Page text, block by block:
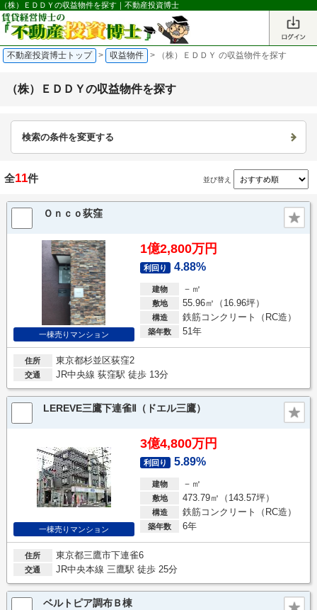
（株）ＥＤＤＹの収益物件を探す｜不動産投資博士
不動産投資博士トップ > 収益物件 > （株）ＥＤＤＹ の収益物件を探す
（株）ＥＤＤＹの収益物件を探す
検索の条件を変更する
全11件 並び替え
Ｏｎｃｏ荻窪
一棟売りマンション
1億2,800万円
利回り 4.88%
建物 －㎡
敷地 55.96㎡（16.96坪）
構造 鉄筋コンクリート（RC造）
築年数 51年
住所 東京都杉並区荻窪2
交通 JR中央線 荻窪駅 徒歩 13分
LEREVE三鷹下連雀Ⅱ（ドエル三鷹）
一棟売りマンション
3億4,800万円
利回り 5.89%
建物 －㎡
敷地 473.79㎡（143.57坪）
構造 鉄筋コンクリート（RC造）
築年数 6年
住所 東京都三鷹市下連雀6
交通 JR中央本線 三鷹駅 徒歩 25分
ベルトピア調布Ｂ棟